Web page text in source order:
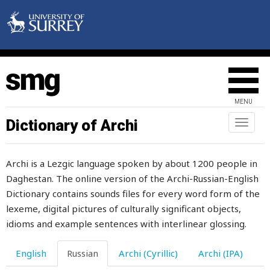
MENU
Toggle
Dictionary of Archi
Archi is a Lezgic language spoken by about 1200 people in
Daghestan. The online version of the Archi-Russian-English
Dictionary contains sounds files for every word form of the
lexeme, digital pictures of culturally significant objects,
idioms and example sentences with interlinear glossing.
English Russian Archi (Cyrillic) Archi (IPA)
святой
священный
сгибать
сгибаться
сглаз
сглазить
сдаваться